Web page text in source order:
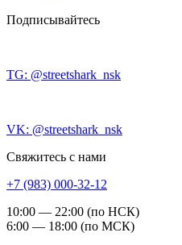
Подписывайтесь
TG: @streetshark_nsk
VK: @streetshark_nsk
Свяжитесь с нами
+7 (983) 000-32-12
10:00 — 22:00 (по НСК)
6:00 — 18:00 (по МСК)